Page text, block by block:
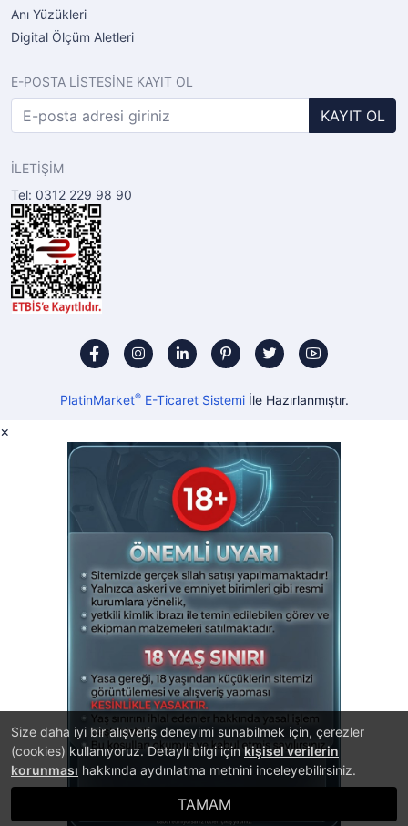
Size daha iyi bir alışveriş deneyimi sunabilmek için, çerezler
(cookies) kullanıyoruz. Detaylı bilgi için kişisel verilerin
korunması hakkında aydınlatma metnini inceleyebilirsiniz.
TAMAM
Anı Yüzükleri
Digital Ölçüm Aletleri
E-POSTA LİSTESİNE KAYIT OL
KAYIT OL
İLETİŞİM
Tel: 0312 229 98 90
PlatinMarket®E-Ticaret Sistemiİle Hazırlanmıştır.
×